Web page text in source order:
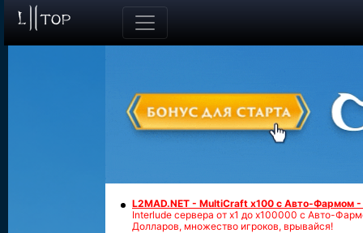
L2MAD.NET - MultiCraft x100 с Авто-Фармом
Interlude сервера от х1 до х100000 с Авто-
Долларов, множество игроков, врывайся!